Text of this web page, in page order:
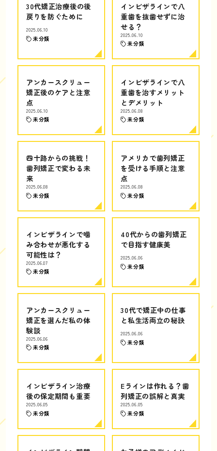
30代矯正治療後の後
戻りを防ぐために
2025.06.10
未分類
インビザラインで八
重歯を抜歯せずに治
せる？
2025.06.10
未分類
アンカースクリュー
矯正後のケアと注意
点
2025.06.10
未分類
インビザラインで八
重歯を治すメリット
とデメリット
2025.06.08
未分類
四十路からの挑戦！
歯列矯正で変わる未
来
2025.06.08
未分類
アメリカで歯列矯正
を受ける手順と注意
点
2025.06.08
未分類
インビザラインで噛
み合わせが悪化する
可能性は？
2025.06.07
未分類
40代からの歯列矯正
で目指す健康美
2025.06.06
未分類
アンカースクリュー
矯正を選んだ私の体
験談
2025.06.06
未分類
30代で矯正中の仕事
と私生活両立の秘訣
2025.06.06
未分類
インビザライン治療
後の保定期間も重要
2025.06.05
未分類
Eラインは作れる？歯
列矯正の誤解と真実
2025.06.05
未分類